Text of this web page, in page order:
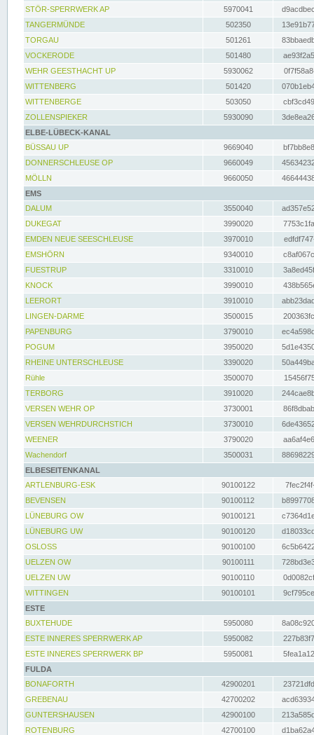
STÖR-SPERRWERK AP 5970041
TANGERMÜNDE
502350
TORGAU
501261
VOCKERODE
501480
WEHR GEESTHACHT UP
5930062
WITTENBERG
501420
WITTENBERGE
503050
ZOLLENSPIEKER
5930090
ELBE-LÜBECK-KANAL
BÜSSAU UP
9669040
DONNERSCHLEUSE OP
9660049
MÖLLN
9660050
EMS
DALUM
3550040
DUKEGAT
3990020
EMDEN NEUE SEESCHLEUSE
3970010
EMSHÖRN
9340010
FUESTRUP
3310010
KNOCK
3990010
LEERORT
3910010
LINGEN-DARME
3500015
PAPENBURG
3790010
POGUM
3950020
RHEINE UNTERSCHLEUSE
3390020
Rühle
3500070
TERBORG
3910020
VERSEN WEHR OP
3730001
VERSEN WEHRDURCHSTICH
3730010
WEENER
3790020
Wachendorf
3500031
ELBESEITENKANAL
ARTLENBURG-ESK
90100122
BEVENSEN
90100112
LÜNEBURG OW
90100121
LÜNEBURG UW
90100120
OSLOSS
90100100
UELZEN OW
90100111
UELZEN UW
90100110
WITTINGEN
90100101
ESTE
BUXTEHUDE
5950080
ESTE INNERES SPERRWERK AP
5950082
ESTE INNERES SPERRWERK BP
5950081
FULDA
BONAFORTH
42900201
GREBENAU
42700202
GUNTERSHAUSEN
42900100
ROTENBURG
42700100